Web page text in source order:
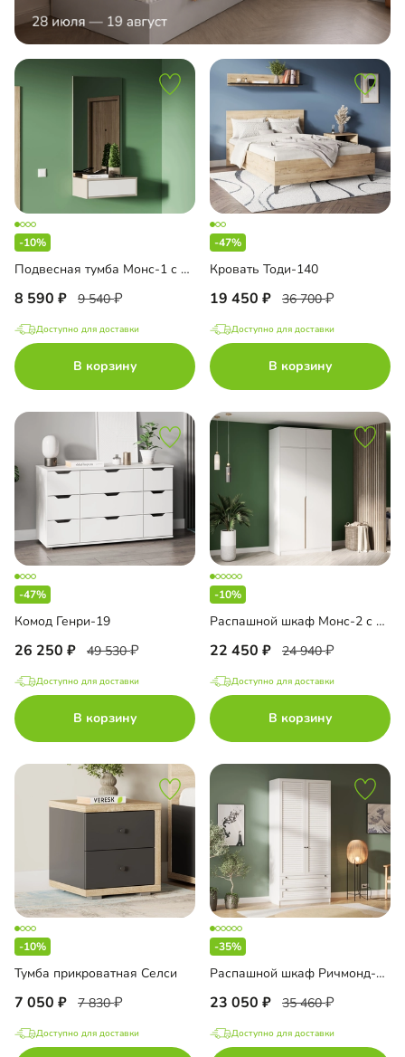
-10%
Подвесная тумба Монс-1 с зеркалом
8 590 9 540
Доступно для доставки
В корзину
-47%
Кровать Тоди-140
19 450 36 700
Доступно для доставки
В корзину
-47%
Комод Генри-19
26 250 49 530
Доступно для доставки
В корзину
-10%
Распашной шкаф Монс-2 с антресолью
22 450 24 940
Доступно для доставки
В корзину
-10%
Тумба прикроватная Селси
7 050 7 830
Доступно для доставки
-35%
Распашной шкаф Ричмонд-2.6
23 050 35 460
Доступно для доставки